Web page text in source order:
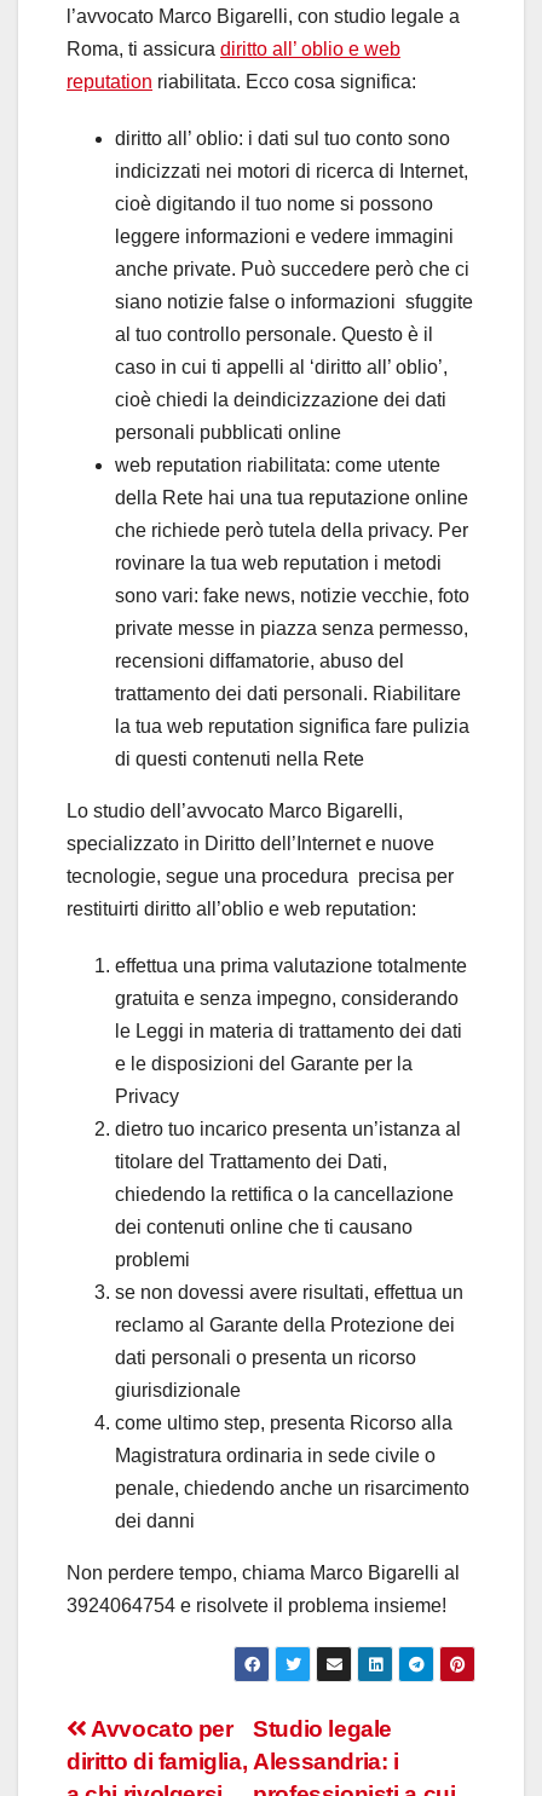
l’avvocato Marco Bigarelli, con studio legale a
Roma, ti assicura diritto all’ oblio e web
reputation riabilitata. Ecco cosa significa:
diritto all’ oblio: i dati sul tuo conto sono
indicizzati nei motori di ricerca di Internet,
cioè digitando il tuo nome si possono
leggere informazioni e vedere immagini
anche private. Può succedere però che ci
siano notizie false o informazioni sfuggite
al tuo controllo personale. Questo è il
caso in cui ti appelli al ‘diritto all’ oblio’,
cioè chiedi la deindicizzazione dei dati
personali pubblicati online
web reputation riabilitata: come utente
della Rete hai una tua reputazione online
che richiede però tutela della privacy. Per
rovinare la tua web reputation i metodi
sono vari: fake news, notizie vecchie, foto
private messe in piazza senza permesso,
recensioni diffamatorie, abuso del
trattamento dei dati personali. Riabilitare
la tua web reputation significa fare pulizia
di questi contenuti nella Rete
Lo studio dell’avvocato Marco Bigarelli,
specializzato in Diritto dell’Internet e nuove
tecnologie, segue una procedura precisa per
restituirti diritto all’oblio e web reputation:
effettua una prima valutazione totalmente
gratuita e senza impegno, considerando
le Leggi in materia di trattamento dei dati
e le disposizioni del Garante per la
Privacy
dietro tuo incarico presenta un’istanza al
titolare del Trattamento dei Dati,
chiedendo la rettifica o la cancellazione
dei contenuti online che ti causano
problemi
se non dovessi avere risultati, effettua un
reclamo al Garante della Protezione dei
dati personali o presenta un ricorso
giurisdizionale
come ultimo step, presenta Ricorso alla
Magistratura ordinaria in sede civile o
penale, chiedendo anche un risarcimento
dei danni
Non perdere tempo, chiama Marco Bigarelli al
3924064754 e risolvete il problema insieme!
NavigazioneStudio legale
Alessandria: i
Avvocato per
diritto di famiglia,